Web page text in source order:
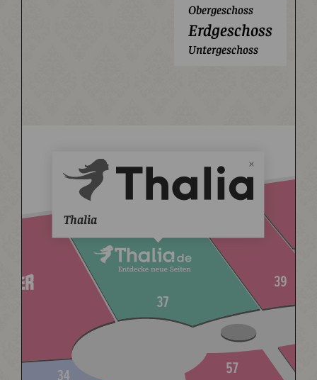
Thalia
Obergeschoss
Erdgeschoss
Untergeschoss